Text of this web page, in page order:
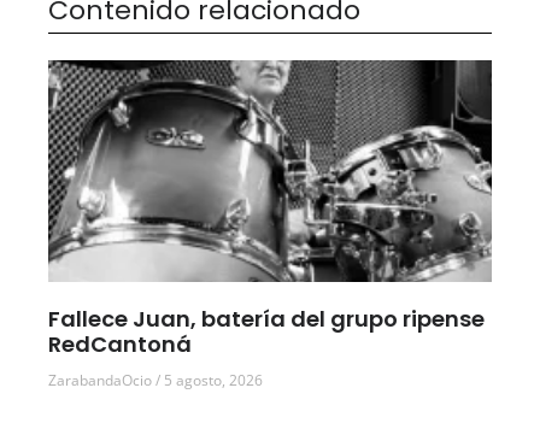
Contenido relacionado
Fallece Juan, batería del grupo ripense
RedCantoná
ZarabandaOcio 5 agosto, 2026